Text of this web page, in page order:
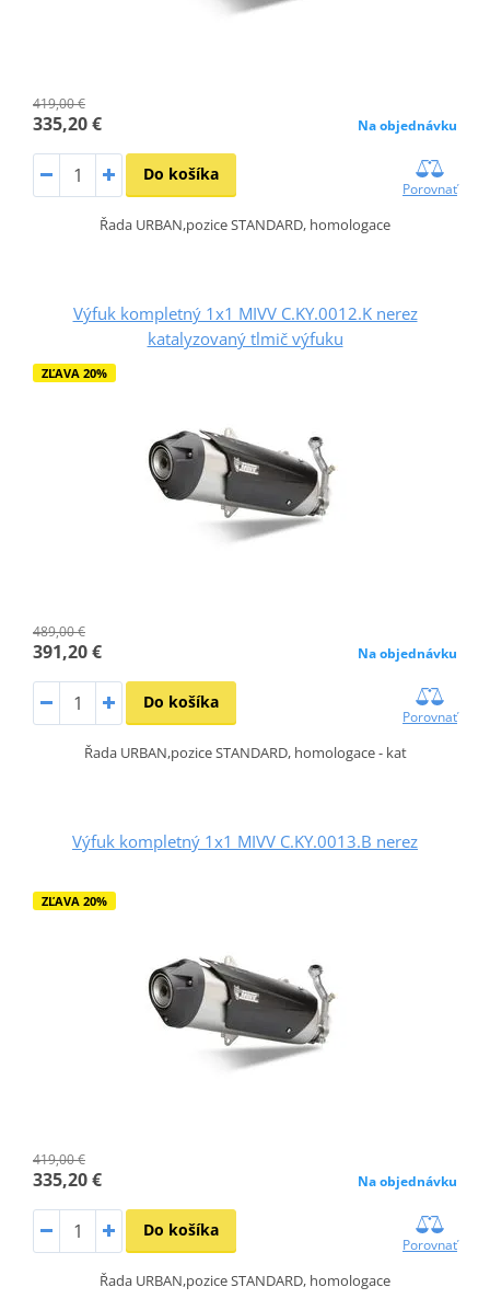
419,00 €
335,20 € Na objednávku
Do košíka
Porovnať
Řada URBAN,pozice STANDARD, homologace
Výfuk kompletný 1x1 MIVV C.KY.0012.K nerez
katalyzovaný tlmič výfuku
ZĽAVA 20%
489,00 €
391,20 € Na objednávku
Do košíka
Porovnať
Řada URBAN,pozice STANDARD, homologace - kat
Výfuk kompletný 1x1 MIVV C.KY.0013.B nerez
ZĽAVA 20%
419,00 €
335,20 € Na objednávku
Do košíka
Porovnať
Řada URBAN,pozice STANDARD, homologace